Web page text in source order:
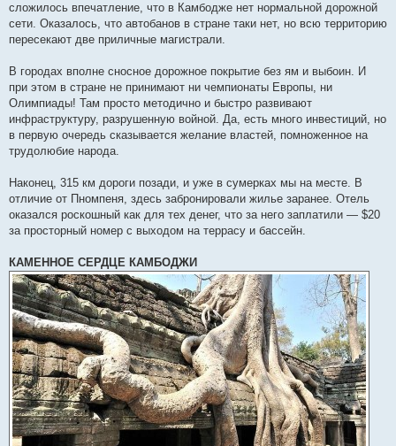
сложилось впечатление, что в Камбодже нет нормальной дорожной
сети. Оказалось, что автобанов в стране таки нет, но всю территорию
пересекают две приличные магистрали.
В городах вполне сносное дорожное покрытие без ям и выбоин. И
при этом в стране не принимают ни чемпионаты Европы, ни
Олимпиады! Там просто методично и быстро развивают
инфраструктуру, разрушенную войной. Да, есть много инвестиций, но
в первую очередь сказывается желание властей, помноженное на
трудолюбие народа.
Наконец, 315 км дороги позади, и уже в сумерках мы на месте. В
отличие от Пномпеня, здесь забронировали жилье заранее. Отель
оказался роскошный как для тех денег, что за него заплатили — $20
за просторный номер с выходом на террасу и бассейн.
КАМЕННОЕ СЕРДЦЕ КАМБОДЖИ